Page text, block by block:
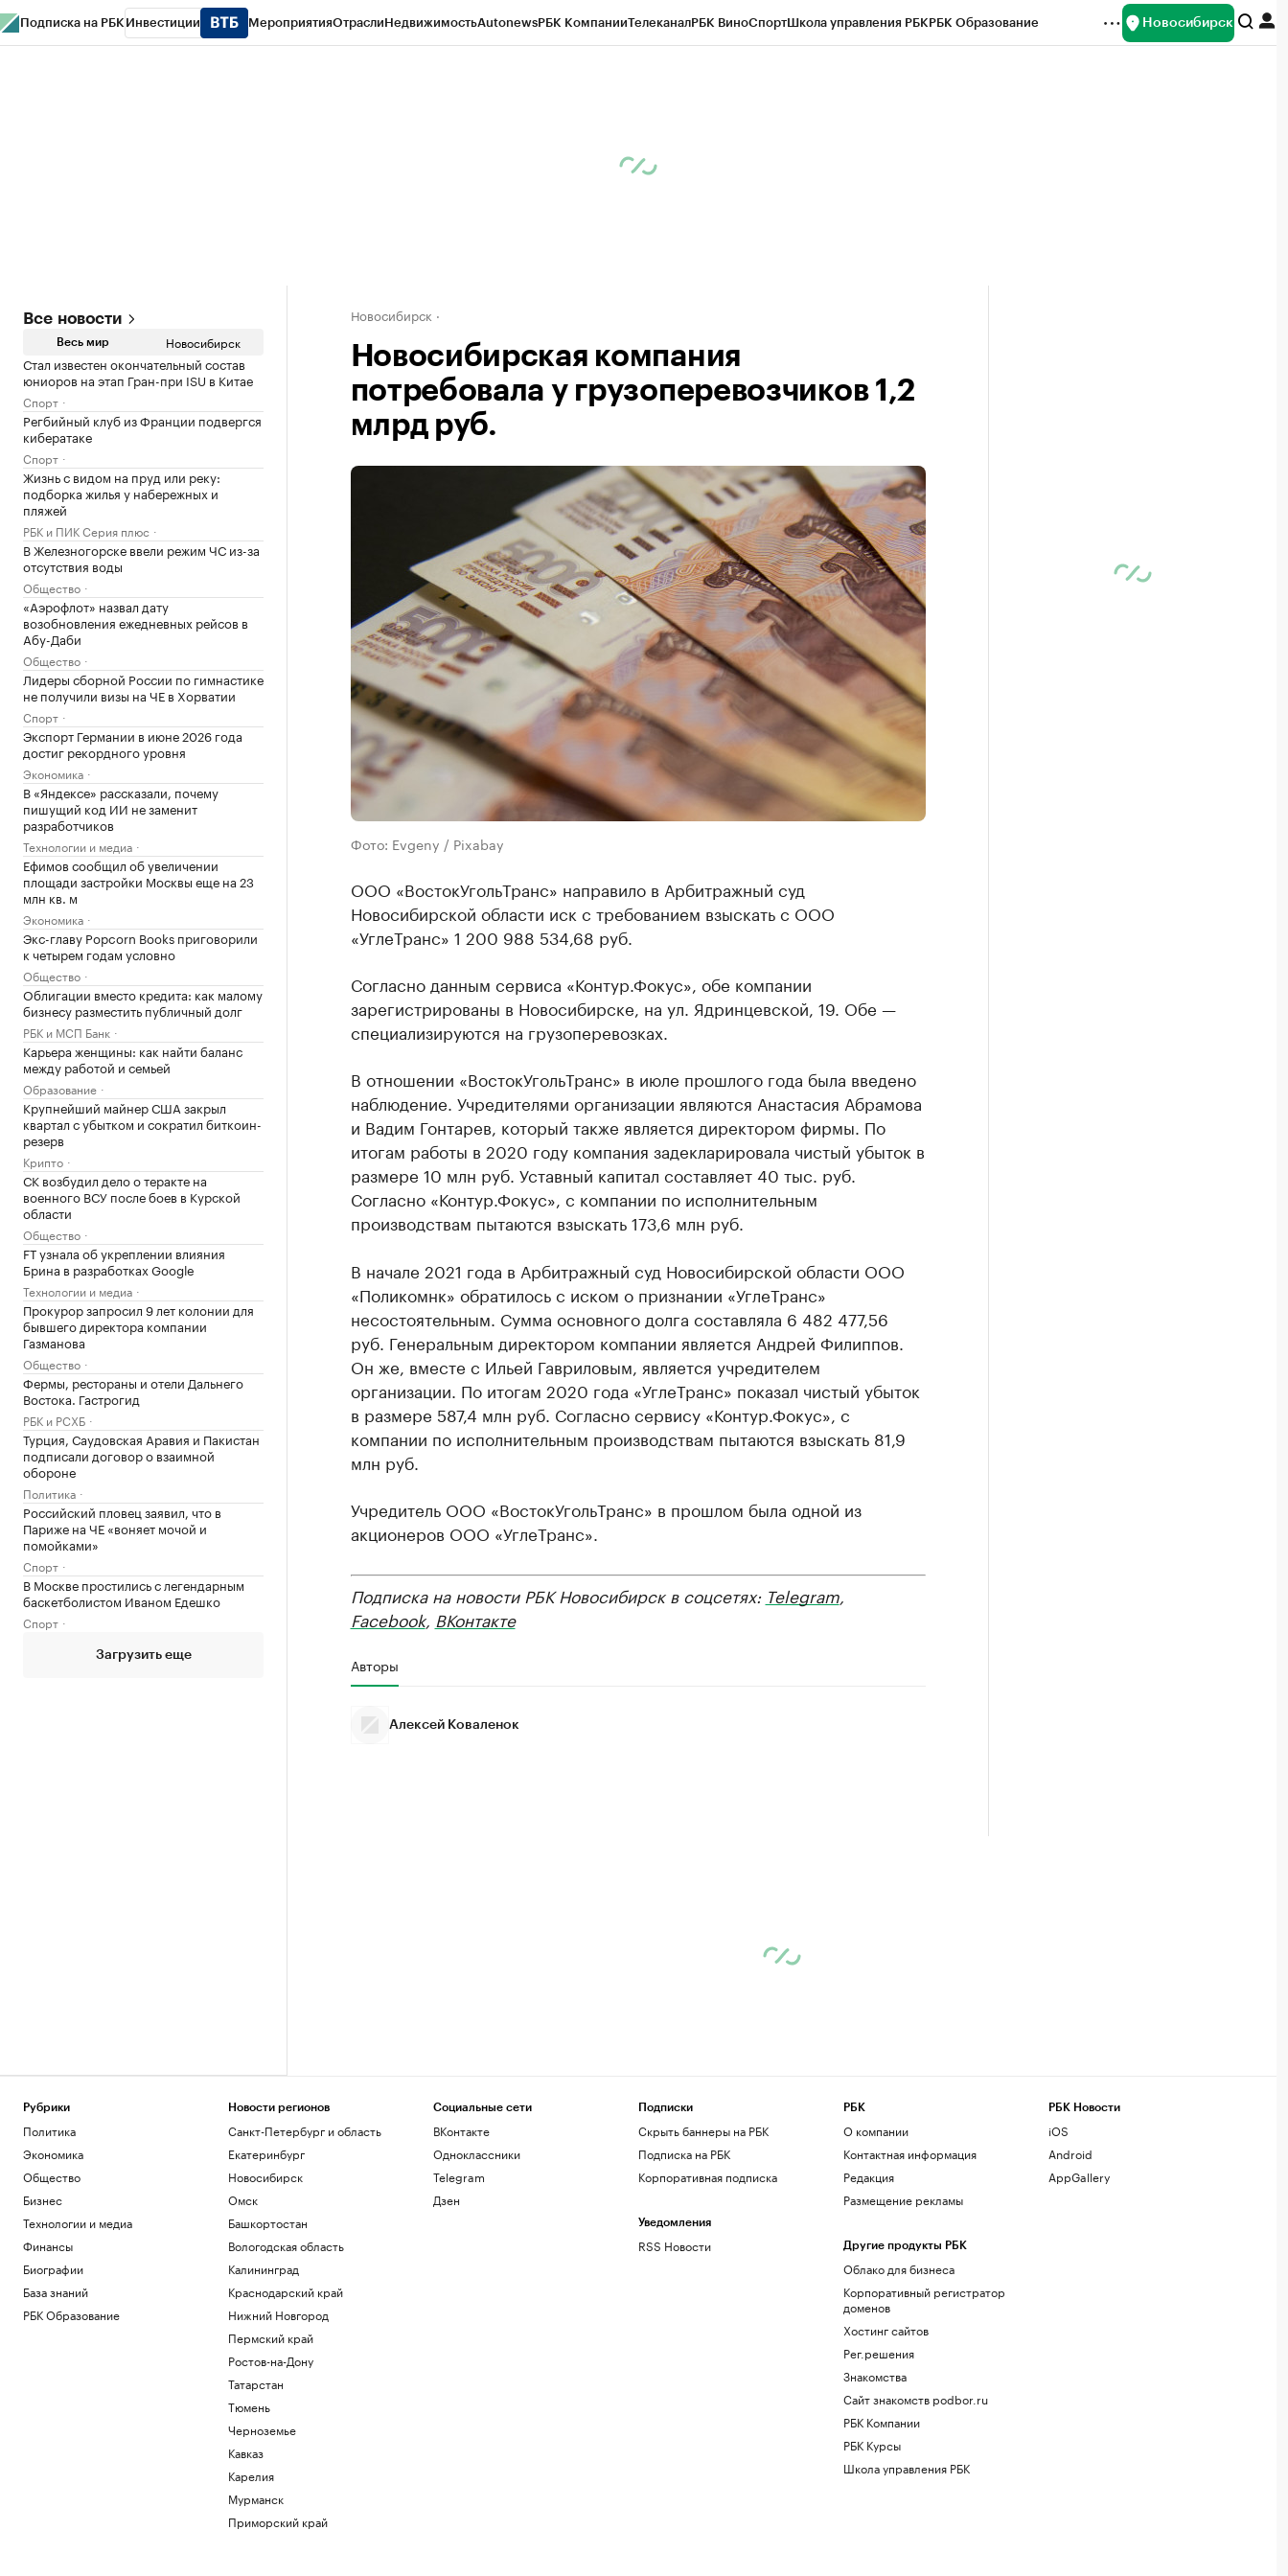
Подписка на РБК Инвестиции МероприятияОтраслиНедвижимостьAutonewsРБК КомпанииТелеканалРБК ВиноСпортШкола управления РБКРБК Образование Новосибирск
Все новости
Весь мир Новосибирск
Стал известен окончательный состав
юниоров на этап Гран-при ISU в Китае
Спорт
Регбийный клуб из Франции подвергся
кибератаке
Спорт
Жизнь с видом на пруд или реку:
подборка жилья у набережных и
пляжей
РБК и ПИК Серия плюс
В Железногорске ввели режим ЧС из-за
отсутствия воды
Общество
«Аэрофлот» назвал дату
возобновления ежедневных рейсов в
Абу-Даби
Общество
Лидеры сборной России по гимнастике
не получили визы на ЧЕ в Хорватии
Спорт
Экспорт Германии в июне 2026 года
достиг рекордного уровня
Экономика
В «Яндексе» рассказали, почему
пишущий код ИИ не заменит
разработчиков
Технологии и медиа
Ефимов сообщил об увеличении
площади застройки Москвы еще на 23
млн кв. м
Экономика
Экс-главу Popcorn Books приговорили
к четырем годам условно
Общество
Облигации вместо кредита: как малому
бизнесу разместить публичный долг
РБК и МСП Банк
Карьера женщины: как найти баланс
между работой и семьей
Образование
Крупнейший майнер США закрыл
квартал с убытком и сократил биткоин-
резерв
Крипто
СК возбудил дело о теракте на
военного ВСУ после боев в Курской
области
Общество
FT узнала об укреплении влияния
Брина в разработках Google
Технологии и медиа
Прокурор запросил 9 лет колонии для
бывшего директора компании
Газманова
Общество
Фермы, рестораны и отели Дальнего
Востока. Гастрогид
РБК и РСХБ
Турция, Саудовская Аравия и Пакистан
подписали договор о взаимной
обороне
Политика
Российский пловец заявил, что в
Париже на ЧЕ «воняет мочой и
помойками»
Спорт
В Москве простились с легендарным
баскетболистом Иваном Едешко
Спорт
Загрузить еще
Новосибирск
Новосибирская компания
потребовала у грузоперевозчиков 1,2
млрд руб.
Фото: Evgeny / Pixabay
ООО «ВостокУгольТранс» направило в Арбитражный суд
Новосибирской области иск с требованием взыскать с ООО
«УглеТранс» 1 200 988 534,68 руб.
Согласно данным сервиса «Контур.Фокус», обе компании
зарегистрированы в Новосибирске, на ул. Ядринцевской, 19. Обе —
специализируются на грузоперевозках.
В отношении «ВостокУгольТранс» в июле прошлого года была введено
наблюдение. Учредителями организации являются Анастасия Абрамова
и Вадим Гонтарев, который также является директором фирмы. По
итогам работы в 2020 году компания задекларировала чистый убыток в
размере 10 млн руб. Уставный капитал составляет 40 тыс. руб.
Согласно «Контур.Фокус», с компании по исполнительным
производствам пытаются взыскать 173,6 млн руб.
В начале 2021 года в Арбитражный суд Новосибирской области ООО
«Поликомнк» обратилось с иском о признании «УглеТранс»
несостоятельным. Сумма основного долга составляла 6 482 477,56
руб. Генеральным директором компании является Андрей Филиппов.
Он же, вместе с Ильей Гавриловым, является учредителем
организации. По итогам 2020 года «УглеТранс» показал чистый убыток
в размере 587,4 млн руб. Согласно сервису «Контур.Фокус», с
компании по исполнительным производствам пытаются взыскать 81,9
млн руб.
Учредитель ООО «ВостокУгольТранс» в прошлом была одной из
акционеров ООО «УглеТранс».
Подписка на новости РБК Новосибирск в соцсетях: Telegram,
Facebook, ВКонтакте
Авторы
Алексей Коваленок
Рубрики
Политика
Экономика
Общество
Бизнес
Технологии и медиа
Финансы
Биографии
База знаний
РБК Образование
Новости регионов
Санкт-Петербург и область
Екатеринбург
Новосибирск
Омск
Башкортостан
Вологодская область
Калининград
Краснодарский край
Нижний Новгород
Пермский край
Ростов-на-Дону
Татарстан
Тюмень
Черноземье
Кавказ
Карелия
Мурманск
Приморский край
Социальные сети
ВКонтакте
Одноклассники
Telegram
Дзен
Подписки
Скрыть баннеры на РБК
Подписка на РБК
Корпоративная подписка
Уведомления
RSS Новости
РБК
О компании
Контактная информация
Редакция
Размещение рекламы
Другие продукты РБК
Облако для бизнеса
Корпоративный регистратор
доменов
Хостинг сайтов
Рег.решения
Знакомства
Сайт знакомств podbor.ru
РБК Компании
РБК Курсы
Школа управления РБК
РБК Новости
iOS
Android
AppGallery